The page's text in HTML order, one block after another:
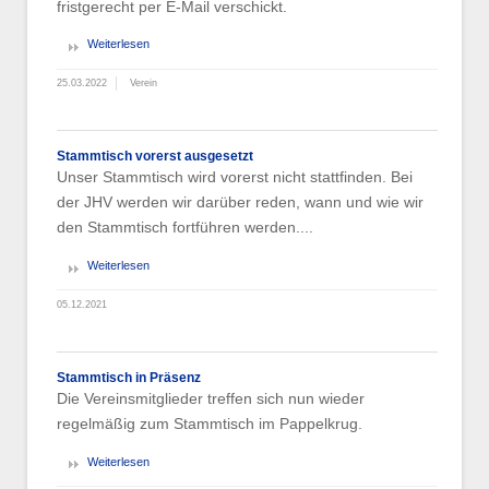
fristgerecht per E-Mail verschickt.
Weiterlesen
25.03.2022 Verein
Stammtisch vorerst ausgesetzt
Unser Stammtisch wird vorerst nicht stattfinden. Bei
der JHV werden wir darüber reden, wann und wie wir
den Stammtisch fortführen werden....
Weiterlesen
05.12.2021
Stammtisch in Präsenz
Die Vereinsmitglieder treffen sich nun wieder
regelmäßig zum Stammtisch im Pappelkrug.
Weiterlesen